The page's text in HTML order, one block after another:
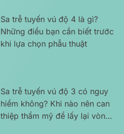
Sa trễ tuyến vú độ 4 là gì?
Những điều bạn cần biết trước
khi lựa chọn phẫu thuật
Sa trễ tuyến vú độ 3 có nguy
hiểm không? Khi nào nên can
thiệp thẩm mỹ để lấy lại vòng